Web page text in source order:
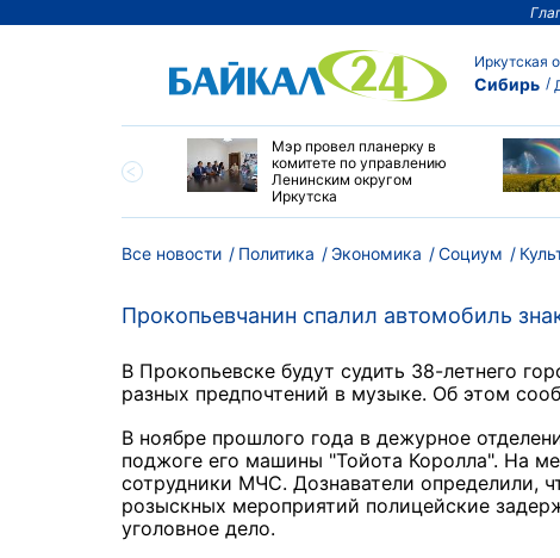
Иркутская
Сибирь
сделать
Мэр провел планерку в
комитете по управлению
Ленинским округом
Иркутска
Все новости Политика Экономика Социум
Прокопьевчанин спалил автомобиль
В Прокопьевске будут судить 38-летнего
разных предпочтений в музыке. Об этом
В ноябре прошлого года в дежурное
поджоге его машины "Тойота Королла". На
сотрудники МЧС. Дознаватели определили,
розыскных мероприятий полицейские
уголовное дело.